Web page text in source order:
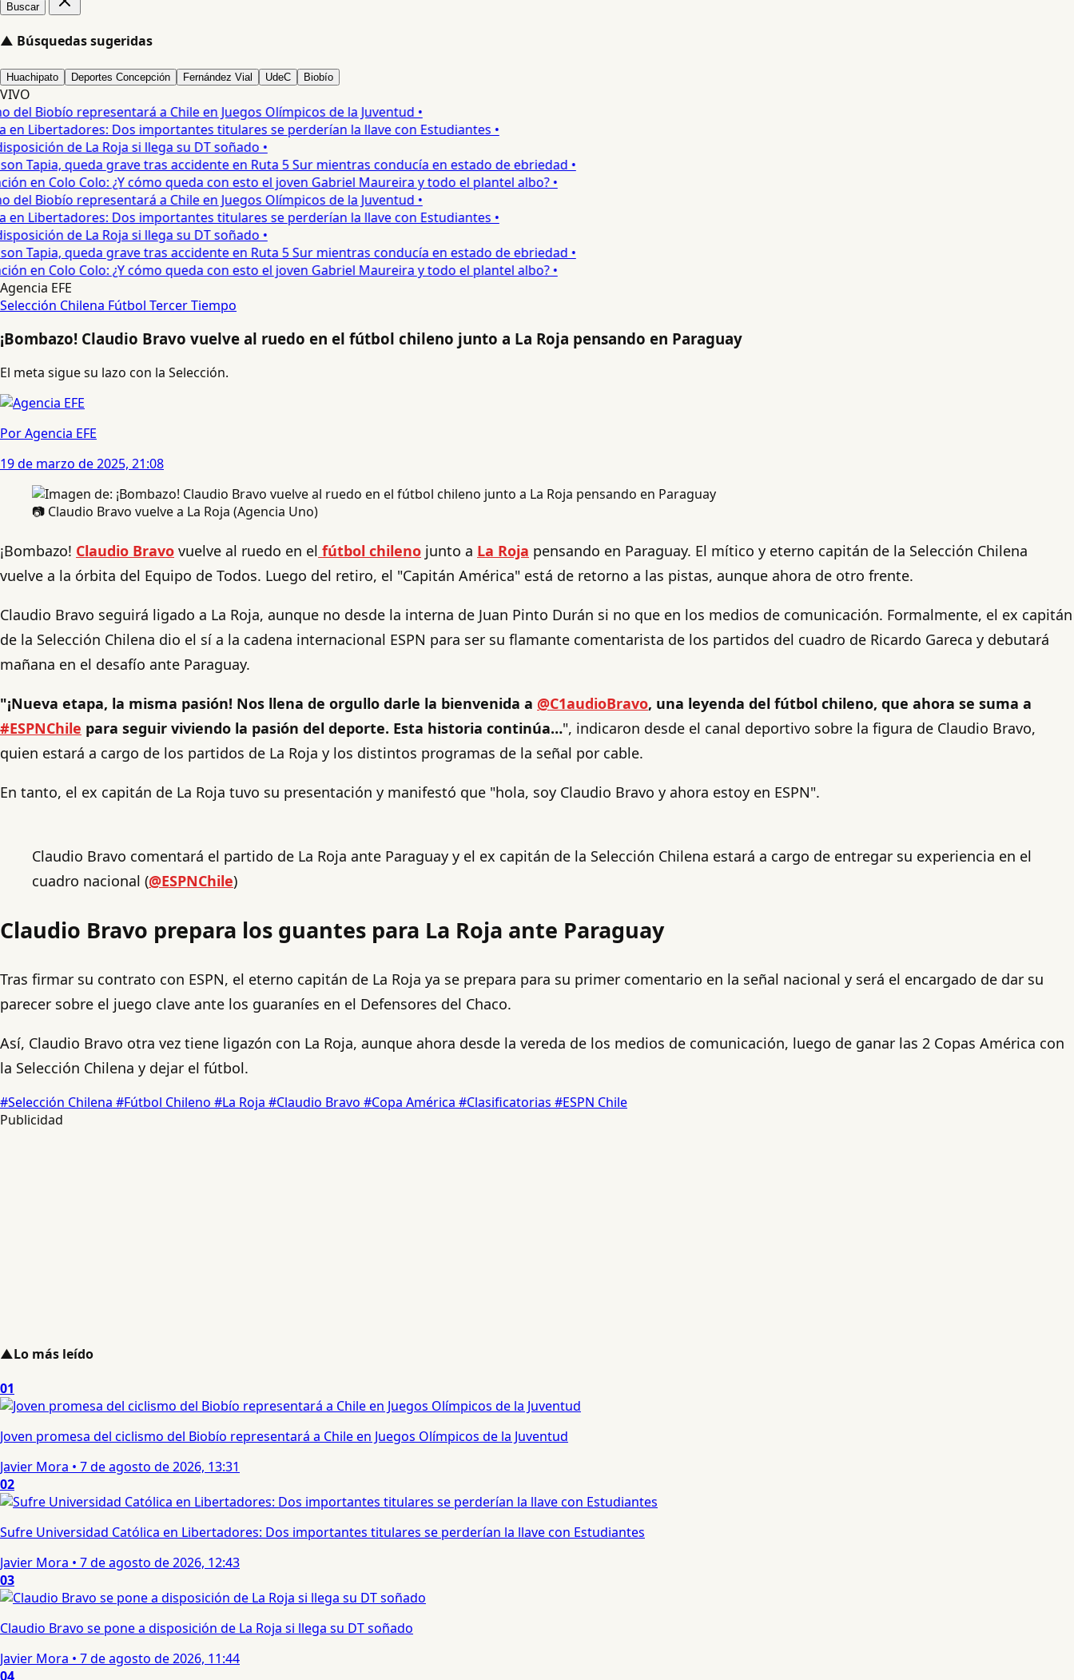
Buscar
▲ Búsquedas sugeridas
Huachipato Deportes Concepción Fernández Vial UdeC Biobío
VIVO
Biobío representará a Chile en Juegos Olímpicos de la Juventud •
Libertadores: Dos importantes titulares se perderían la llave con Estudiantes •
de La Roja si llega su DT soñado •
Tapia, queda grave tras accidente en Ruta 5 Sur mientras conducía en estado de ebriedad •
en Colo Colo: ¿Y cómo queda con esto el joven Gabriel Maureira y todo el plantel albo? •
Biobío representará a Chile en Juegos Olímpicos de la Juventud •
Libertadores: Dos importantes titulares se perderían la llave con Estudiantes •
de La Roja si llega su DT soñado •
Tapia, queda grave tras accidente en Ruta 5 Sur mientras conducía en estado de ebriedad •
en Colo Colo: ¿Y cómo queda con esto el joven Gabriel Maureira y todo el plantel albo? •
Agencia EFE
Selección Chilena Fútbol Tercer Tiempo
¡Bombazo! Claudio Bravo vuelve al ruedo en el fútbol chileno junto a La Roja pensando en Paraguay
El meta sigue su lazo con la Selección.
Por Agencia EFE
19 de marzo de 2025, 21:08
📷 Claudio Bravo vuelve a La Roja (Agencia Uno)
¡Bombazo! Claudio Bravo vuelve al ruedo en el fútbol chileno junto a La Roja pensando en Paraguay. El mítico y eterno capitán de la Selección Chilena
vuelve a la órbita del Equipo de Todos. Luego del retiro, el "Capitán América" está de retorno a las pistas, aunque ahora de otro frente.
Claudio Bravo seguirá ligado a La Roja, aunque no desde la interna de Juan Pinto Durán si no que en los medios de comunicación. Formalmente, el ex capitán
de la Selección Chilena dio el sí a la cadena internacional ESPN para ser su flamante comentarista de los partidos del cuadro de Ricardo Gareca y debutará
mañana en el desafío ante Paraguay.
"¡Nueva etapa, la misma pasión! Nos llena de orgullo darle la bienvenida a @C1audioBravo, una leyenda del fútbol chileno, que ahora se suma a
#ESPNChile para seguir viviendo la pasión del deporte. Esta historia continúa…", indicaron desde el canal deportivo sobre la figura de Claudio Bravo,
quien estará a cargo de los partidos de La Roja y los distintos programas de la señal por cable.
En tanto, el ex capitán de La Roja tuvo su presentación y manifestó que "hola, soy Claudio Bravo y ahora estoy en ESPN".
Claudio Bravo comentará el partido de La Roja ante Paraguay y el ex capitán de la Selección Chilena estará a cargo de entregar su experiencia en el
cuadro nacional (@ESPNChile)
Claudio Bravo prepara los guantes para La Roja ante Paraguay
Tras firmar su contrato con ESPN, el eterno capitán de La Roja ya se prepara para su primer comentario en la señal nacional y será el encargado de dar su
parecer sobre el juego clave ante los guaraníes en el Defensores del Chaco.
Así, Claudio Bravo otra vez tiene ligazón con La Roja, aunque ahora desde la vereda de los medios de comunicación, luego de ganar las 2 Copas América con
la Selección Chilena y dejar el fútbol.
#Selección Chilena #Fútbol Chileno #La Roja #Claudio Bravo #Copa América #Clasificatorias #ESPN Chile
Publicidad
▲Lo más leído
01
Joven promesa del ciclismo del Biobío representará a Chile en Juegos Olímpicos de la Juventud
Javier Mora • 7 de agosto de 2026, 13:31
02
Sufre Universidad Católica en Libertadores: Dos importantes titulares se perderían la llave con Estudiantes
Javier Mora • 7 de agosto de 2026, 12:43
03
Claudio Bravo se pone a disposición de La Roja si llega su DT soñado
Javier Mora • 7 de agosto de 2026, 11:44
04